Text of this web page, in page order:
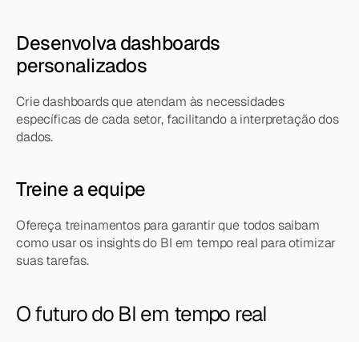
Desenvolva dashboards
personalizados
Crie dashboards que atendam às necessidades
específicas de cada setor, facilitando a interpretação dos
dados.
Treine a equipe
Ofereça treinamentos para garantir que todos saibam
como usar os insights do BI em tempo real para otimizar
suas tarefas.
O futuro do BI em tempo real